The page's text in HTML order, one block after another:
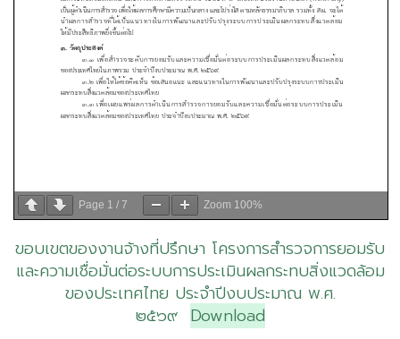
Page 1 / 7 Zoom 100%
ขอบเขตของงานจ้างที่ปรึกษา โครงการสำรวจการยอมรับ
และความเชื่อมั่นต่อระบบการประเมินผลกระทบสิ่งแวดล้อม
ของประเทศไทย ประจำปีงบประมาณ พ.ศ.
๒๕๖๙ Download